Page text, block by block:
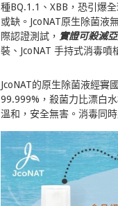
種BQ.1.1、XBB，恐引爆
或缺。JcoNAT原生除菌液
際認證測試， 實證可殺滅
裝、JcoNAT 手持式消毒噴
JcoNAT的原生除菌液經實
99.999%，殺菌力比漂白
溫和，安全無害。消毒同